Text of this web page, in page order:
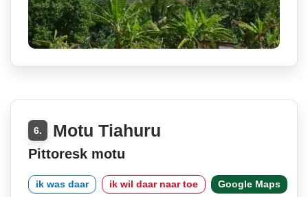
6. Motu Tiahuru
Pittoresk motu
ik was daar ik wil daar naar toe Google Maps